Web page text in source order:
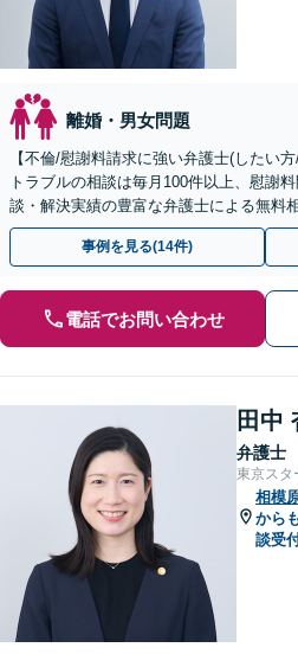
離婚・男女問題
【不倫/慰謝料請求に強い弁護士(したい
トラブルの相談は毎月100件以上、慰謝
談・解決実績の豊富な弁護士による無料
倫相談は初回0円】【関東エリア全域対応
事例を見る(14件)
電話でお問い合わせ
田中
弁護士
東京スタ
相模
から
談受